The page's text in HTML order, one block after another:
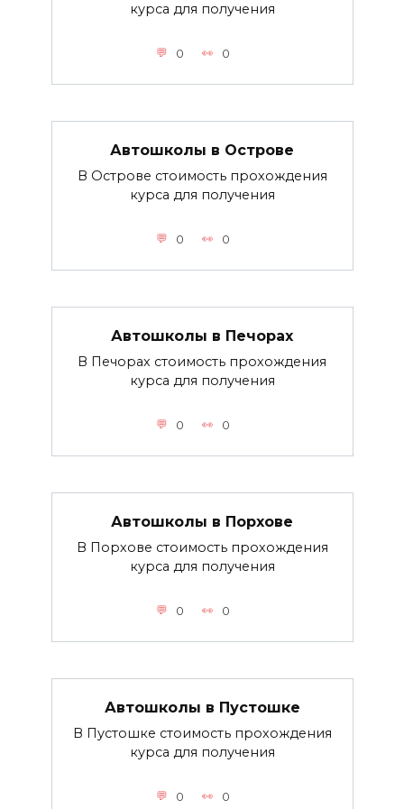
курса для получения
0 0
Автошколы в Острове
В Острове стоимость прохождения
курса для получения
0 0
Автошколы в Печорах
В Печорах стоимость прохождения
курса для получения
0 0
Автошколы в Порхове
В Порхове стоимость прохождения
курса для получения
0 0
Автошколы в Пустошке
В Пустошке стоимость прохождения
курса для получения
0 0